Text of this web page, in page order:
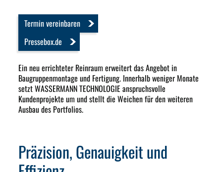
Termin vereinbaren
Pressebox.de
Ein neu errichteter Reinraum erweitert das Angebot in
Baugruppenmontage und Fertigung. Innerhalb weniger Monate
setzt WASSERMANN TECHNOLOGIE anspruchsvolle
Kundenprojekte um und stellt die Weichen für den weiteren
Ausbau des Portfolios.
Präzision, Genauigkeit und